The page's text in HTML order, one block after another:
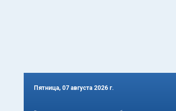
Пятница, 07 августа 2026 г.